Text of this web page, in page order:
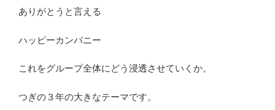
ありがとうと言える
ハッピーカンパニー
これをグループ全体にどう浸透させていくか。
つぎの３年の大きなテーマです。